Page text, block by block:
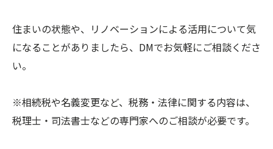
住まいの状態や、リノベーションによる活用について気
になることがありましたら、DMでお気軽にご相談くださ
い。
※相続税や名義変更など、税務・法律に関する内容は、
税理士・司法書士などの専門家へのご相談が必要です。